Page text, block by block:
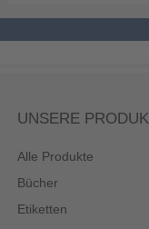
UNSERE
Alle Produkte
Bücher
Etiketten